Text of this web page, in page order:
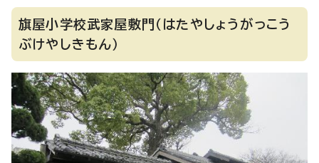
旗屋小学校武家屋敷門（はたやしょうがっこう
ぶけやしきもん）